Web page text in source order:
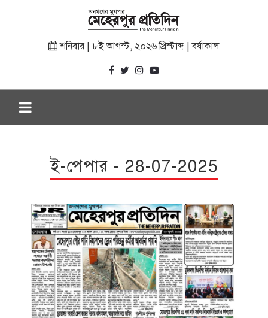
শনিবার | ৮ই আগস্ট, ২০২৬ খ্রিস্টাব্দ | বর্ষাকাল
ই-পেপার - 28-07-2025